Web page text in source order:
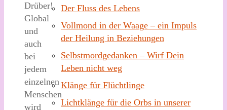
Drüber!
Global
und
auch
bei
jedem
einzelnen
Menschen
wird
Der Fluss des Lebens
Vollmond in der Waage – ein Impuls
der Heilung in Beziehungen
Selbstmordgedanken – Wirf Dein
Leben nicht weg
Klänge für Flüchtlinge
Lichtklänge für die Orbs in unserer